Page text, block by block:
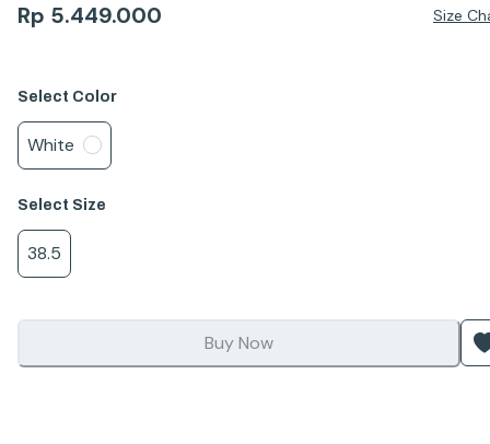
Rp 5.449.000 Size
Select Color
White
Select Size
38.5
Buy Now